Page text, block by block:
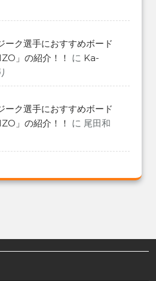
ク選手におすすめボード
」の紹介！！ に Ka-
ク選手におすすめボード
」の紹介！！ に 尾田和